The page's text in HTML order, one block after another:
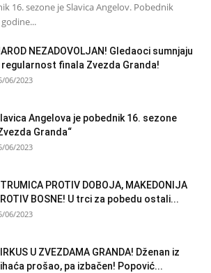
16. sezone je Slavica Angelov. Pobednik
NEZADOVOLJAN! Gledaoci sumnjaju
regularnost finala Zvezda Granda!
06/2023
Angelova je pobednik 16. sezone
Granda“
06/2023
PROTIV DOBOJA, MAKEDONIJA
BOSNE! U trci za pobedu ostali...
06/2023
U ZVEZDAMA GRANDA! Dženan iz
prošao, pa izbačen! Popović...